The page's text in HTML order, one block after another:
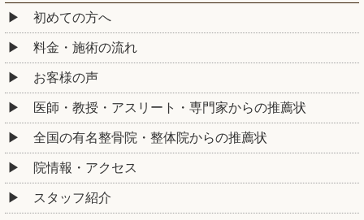
初めての方へ
料金・施術の流れ
お客様の声
医師・教授・アスリート・専門家からの推薦状
全国の有名整骨院・整体院からの推薦状
院情報・アクセス
スタッフ紹介